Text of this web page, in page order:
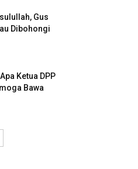
Gus
Dibohongi
Ketua DPP
Bawa